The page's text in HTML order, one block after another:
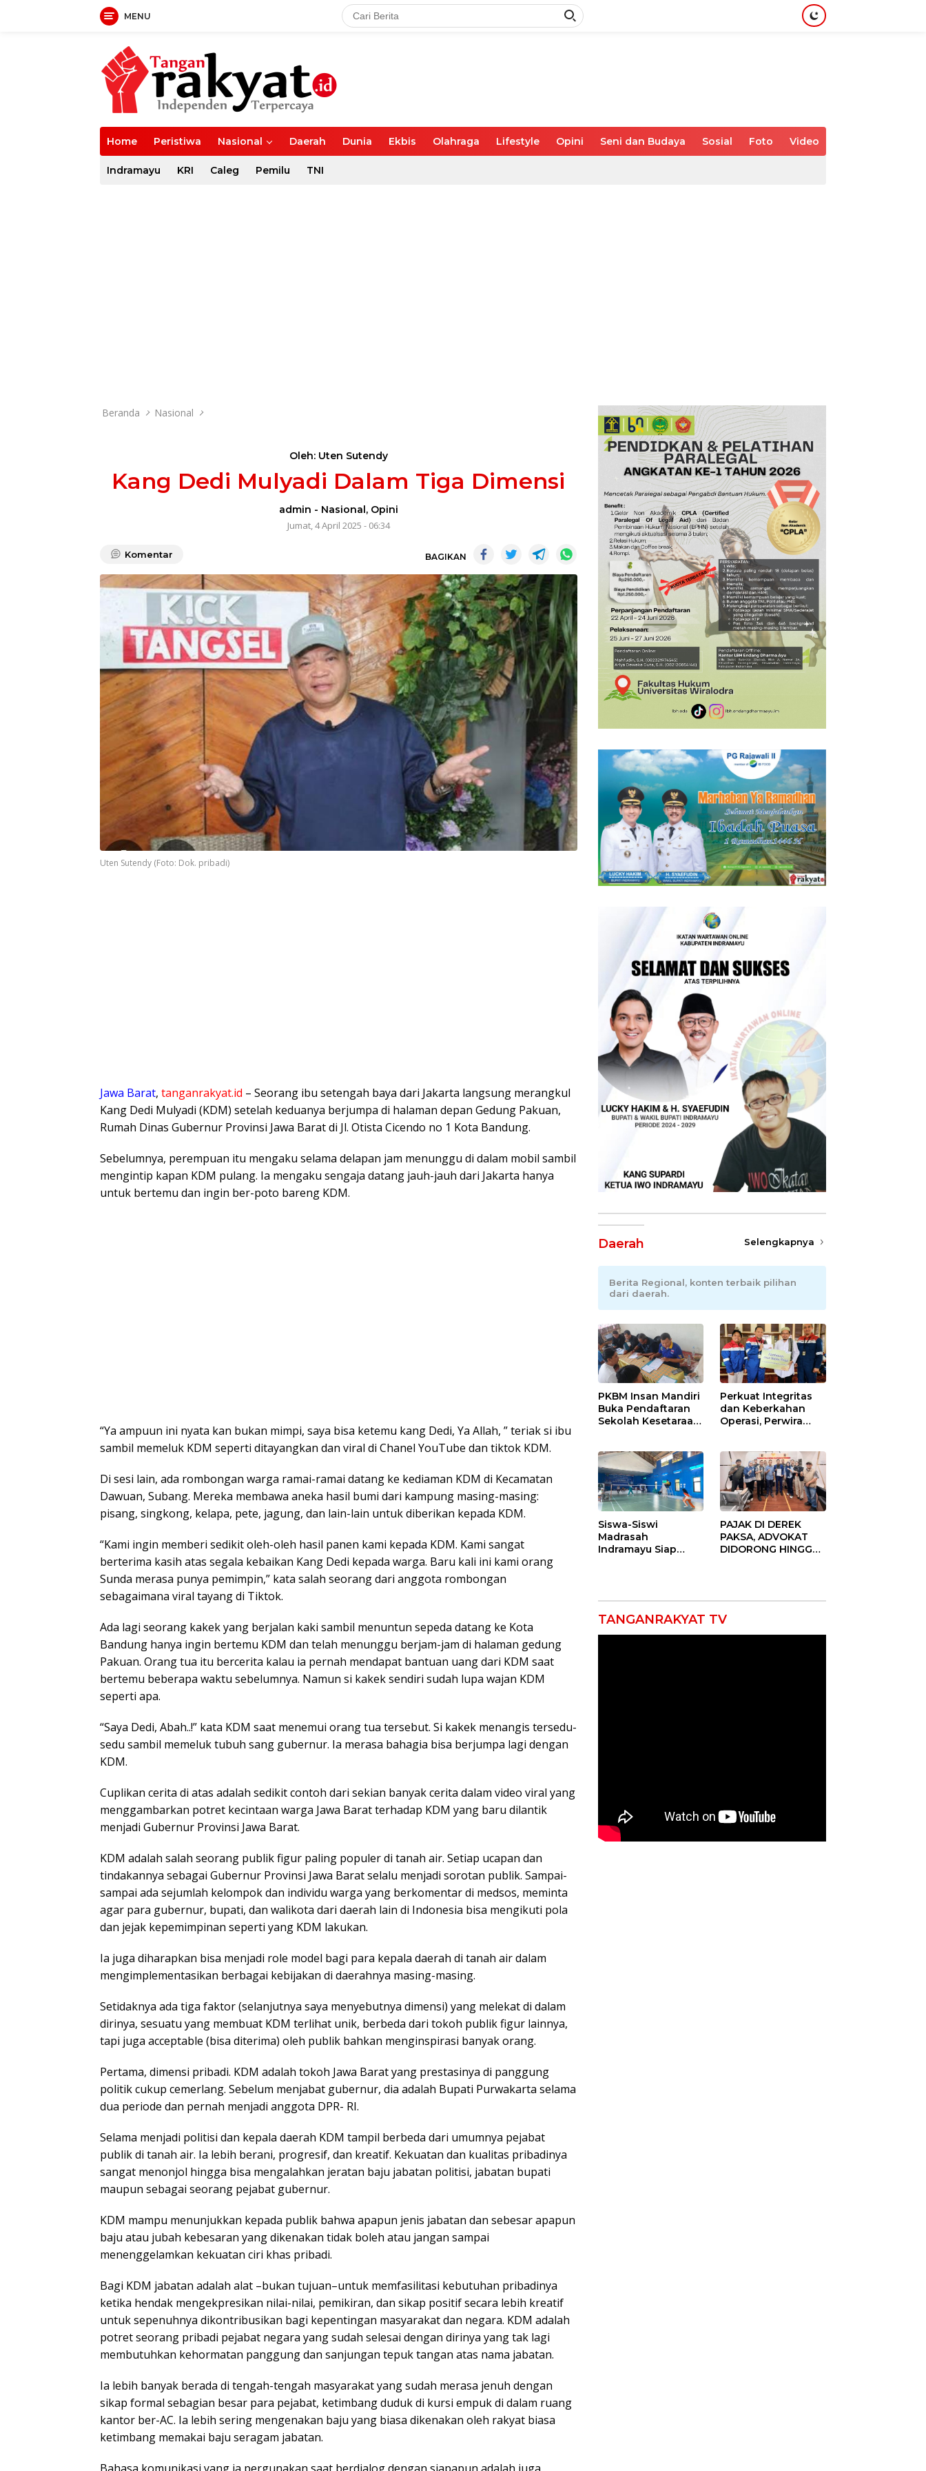
MENU
Home Peristiwa Nasional Daerah Dunia Ekbis Olahraga Lifestyle Opini Seni dan Budaya Sosial Foto Video
Indramayu KRI Caleg Pemilu TNI
Beranda Nasional
Oleh: Uten Sutendy
Kang Dedi Mulyadi Dalam Tiga Dimensi
admin - Nasional, Opini
Jumat, 4 April 2025 - 06:34
Komentar BAGIKAN
Uten Sutendy (Foto: Dok. pribadi)
Jawa Barat, tanganrakyat.id – Seorang ibu setengah baya dari Jakarta langsung merangkul
Kang Dedi Mulyadi (KDM) setelah keduanya berjumpa di halaman depan Gedung Pakuan,
Rumah Dinas Gubernur Provinsi Jawa Barat di Jl. Otista Cicendo no 1 Kota Bandung.
Sebelumnya, perempuan itu mengaku selama delapan jam menunggu di dalam mobil sambil
mengintip kapan KDM pulang. Ia mengaku sengaja datang jauh-jauh dari Jakarta hanya
untuk bertemu dan ingin ber-poto bareng KDM.
“Ya ampuun ini nyata kan bukan mimpi, saya bisa ketemu kang Dedi, Ya Allah, ” teriak si ibu
sambil memeluk KDM seperti ditayangkan dan viral di Chanel YouTube dan tiktok KDM.
Di sesi lain, ada rombongan warga ramai-ramai datang ke kediaman KDM di Kecamatan
Dawuan, Subang. Mereka membawa aneka hasil bumi dari kampung masing-masing:
pisang, singkong, kelapa, pete, jagung, dan lain-lain untuk diberikan kepada KDM.
“Kami ingin memberi sedikit oleh-oleh hasil panen kami kepada KDM. Kami sangat
berterima kasih atas segala kebaikan Kang Dedi kepada warga. Baru kali ini kami orang
Sunda merasa punya pemimpin,” kata salah seorang dari anggota rombongan
sebagaimana viral tayang di Tiktok.
Ada lagi seorang kakek yang berjalan kaki sambil menuntun sepeda datang ke Kota
Bandung hanya ingin bertemu KDM dan telah menunggu berjam-jam di halaman gedung
Pakuan. Orang tua itu bercerita kalau ia pernah mendapat bantuan uang dari KDM saat
bertemu beberapa waktu sebelumnya. Namun si kakek sendiri sudah lupa wajan KDM
seperti apa.
“Saya Dedi, Abah..!” kata KDM saat menemui orang tua tersebut. Si kakek menangis tersedu-
sedu sambil memeluk tubuh sang gubernur. Ia merasa bahagia bisa berjumpa lagi dengan
KDM.
Cuplikan cerita di atas adalah sedikit contoh dari sekian banyak cerita dalam video viral yang
menggambarkan potret kecintaan warga Jawa Barat terhadap KDM yang baru dilantik
menjadi Gubernur Provinsi Jawa Barat.
KDM adalah salah seorang publik figur paling populer di tanah air. Setiap ucapan dan
tindakannya sebagai Gubernur Provinsi Jawa Barat selalu menjadi sorotan publik. Sampai-
sampai ada sejumlah kelompok dan individu warga yang berkomentar di medsos, meminta
agar para gubernur, bupati, dan walikota dari daerah lain di Indonesia bisa mengikuti pola
dan jejak kepemimpinan seperti yang KDM lakukan.
Ia juga diharapkan bisa menjadi role model bagi para kepala daerah di tanah air dalam
mengimplementasikan berbagai kebijakan di daerahnya masing-masing.
Setidaknya ada tiga faktor (selanjutnya saya menyebutnya dimensi) yang melekat di dalam
dirinya, sesuatu yang membuat KDM terlihat unik, berbeda dari tokoh publik figur lainnya,
tapi juga acceptable (bisa diterima) oleh publik bahkan menginspirasi banyak orang.
Pertama, dimensi pribadi. KDM adalah tokoh Jawa Barat yang prestasinya di panggung
politik cukup cemerlang. Sebelum menjabat gubernur, dia adalah Bupati Purwakarta selama
dua periode dan pernah menjadi anggota DPR- RI.
Selama menjadi politisi dan kepala daerah KDM tampil berbeda dari umumnya pejabat
publik di tanah air. Ia lebih berani, progresif, dan kreatif. Kekuatan dan kualitas pribadinya
sangat menonjol hingga bisa mengalahkan jeratan baju jabatan politisi, jabatan bupati
maupun sebagai seorang pejabat gubernur.
KDM mampu menunjukkan kepada publik bahwa apapun jenis jabatan dan sebesar apapun
baju atau jubah kebesaran yang dikenakan tidak boleh atau jangan sampai
menenggelamkan kekuatan ciri khas pribadi.
Bagi KDM jabatan adalah alat –bukan tujuan–untuk memfasilitasi kebutuhan pribadinya
ketika hendak mengekpresikan nilai-nilai, pemikiran, dan sikap positif secara lebih kreatif
untuk sepenuhnya dikontribusikan bagi kepentingan masyarakat dan negara. KDM adalah
potret seorang pribadi pejabat negara yang sudah selesai dengan dirinya yang tak lagi
membutuhkan kehormatan panggung dan sanjungan tepuk tangan atas nama jabatan.
Ia lebih banyak berada di tengah-tengah masyarakat yang sudah merasa jenuh dengan
sikap formal sebagian besar para pejabat, ketimbang duduk di kursi empuk di dalam ruang
kantor ber-AC. Ia lebih sering mengenakan baju yang biasa dikenakan oleh rakyat biasa
ketimbang memakai baju seragam jabatan.
Bahasa komunikasi yang ia pergunakan saat berdialog dengan siapapun adalah juga
Daerah Selengkapnya
Berita Regional, konten terbaik pilihan
dari daerah.
PKBM Insan Mandiri
Buka Pendaftaran
Sekolah Kesetaraan
Perkuat Integritas
dan Keberkahan
Operasi, Perwira
Siswa-Siswi
Madrasah
Indramayu Siap
PAJAK DI DEREK
PAKSA, ADVOKAT
DIDORONG HINGGA
Ngamuk Kepung
TANGANRAKYAT TV